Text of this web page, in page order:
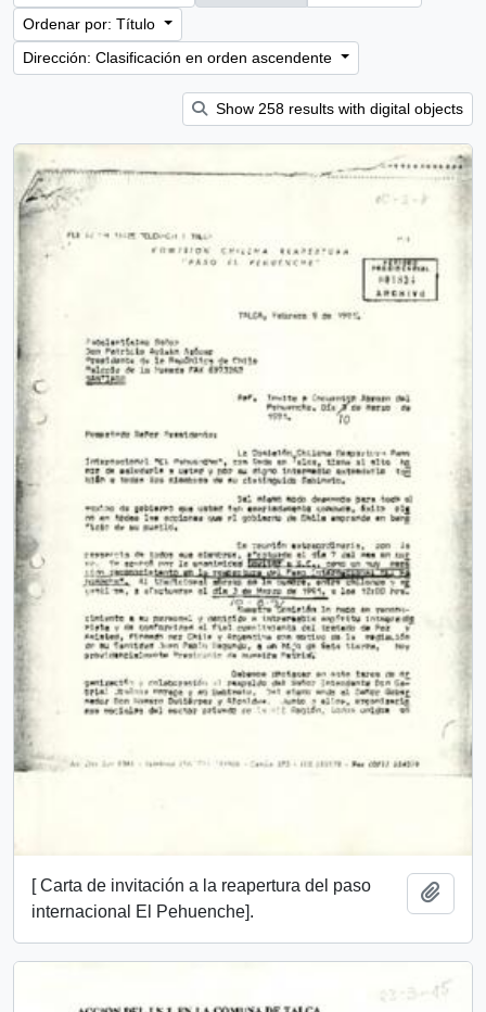
Ordenar por: Título
Dirección: Clasificación en orden ascendente
Show 258 results with digital objects
[ Carta de invitación a la reapertura del paso
internacional El Pehuenche].